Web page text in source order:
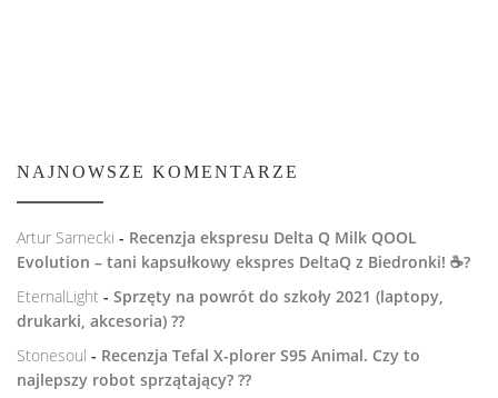
NAJNOWSZE KOMENTARZE
Artur Sarnecki - Recenzja ekspresu Delta Q Milk QOOL
Evolution – tani kapsułkowy ekspres DeltaQ z Biedronki! ☕️?
EternalLight - Sprzęty na powrót do szkoły 2021 (laptopy,
drukarki, akcesoria) ??
Stonesoul - Recenzja Tefal X-plorer S95 Animal. Czy to
najlepszy robot sprzątający? ??